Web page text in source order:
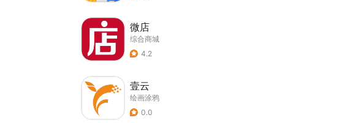
微店
综合商城
4.2
壹云
绘画涂鸦
0.0